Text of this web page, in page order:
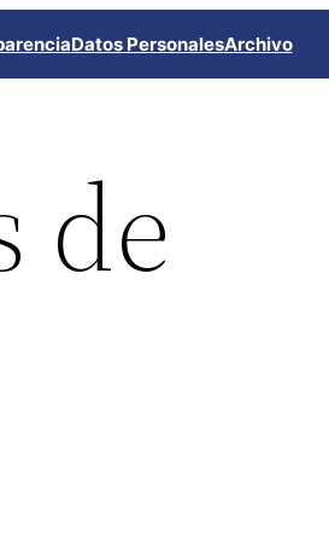
Datos PersonalesArchivo
de